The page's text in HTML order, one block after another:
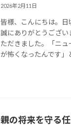
2026年2月11日
皆様、こんにちは。日
誠にありがとうござ
ただきました。「ニ
が怖くなったんです」
親の将来を守る